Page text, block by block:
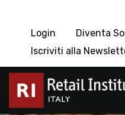
Login
Diventa
Iscriviti alla